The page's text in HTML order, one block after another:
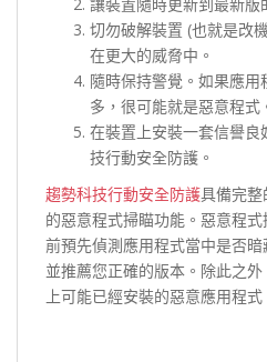
讓裝置隨時更新到最新版
切勿破解裝置 (也就是改
在更大的威脅中。
隨時保持警覺。如果應
多，很可能就是惡意程式
在裝置上安裝一套信譽
技行動安全防護。
趨勢科技行動安全防護具備完
的惡意程式掃瞄功能。惡意程
前預先偵測應用程式當中是否
並推薦您正確的版本。除此之
上可能已經安裝的惡意應用程